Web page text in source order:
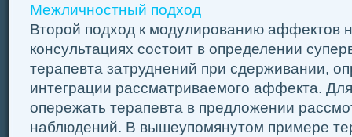
Межличностный подход
Второй подход к модулированию аффектов
консультациях состоит в определении
терапевта затруднений при сдерживании,
интеграции рассматриваемого аффекта.
опережать терапевта в предложении
наблюдений. В вышеупомянутом примере